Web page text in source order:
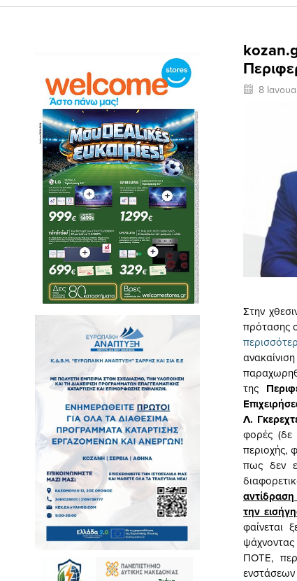
8
Στην
πρότασης
της
Λ.
φορές (δε
περιοχής,
πως δεν
την
φαίνεται
ψάχνοντας
ΠΟΤΕ,
ενστάσεων